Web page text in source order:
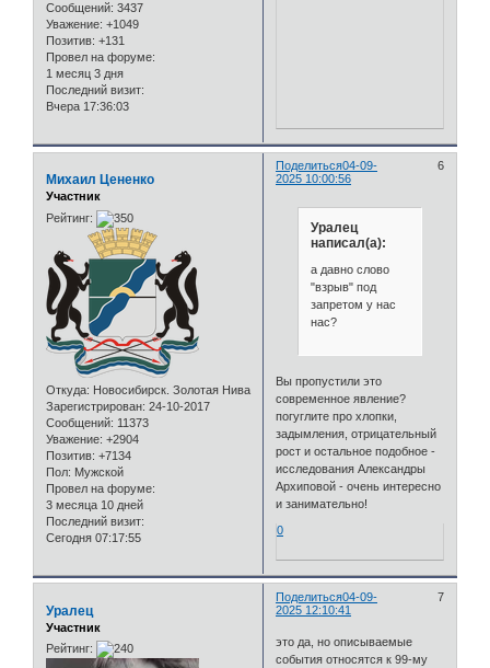
Сообщений: 3437
Уважение: +1049
Позитив: +131
Провел на форуме:
1 месяц 3 дня
Последний визит:
Вчера 17:36:03
Поделиться 6
04-09-
2025 10:00:56
Михаил Цененко
Участник
Рейтинг:
Откуда: Новосибирск. Золотая Нива
Зарегистрирован: 24-10-2017
Сообщений: 11373
Уважение: +2904
Позитив: +7134
Пол: Мужской
Провел на форуме:
3 месяца 10 дней
Последний визит:
Сегодня 07:17:55
Уралец
написал(а):
а давно слово
"взрыв" под
запретом у нас
нас?
Вы пропустили это
современное явление?
погуглите про хлопки,
задымления, отрицательный
рост и остальное подобное -
исследования Александры
Архиповой - очень интересно
и занимательно!
0
Поделиться 7
04-09-
2025 12:10:41
Уралец
Участник
Рейтинг:
это да, но описываемые
события относятся к 99-му